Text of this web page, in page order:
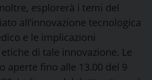
esplorerà i temi del
all’innovazione tecnologica
e le implicazioni
di tale innovazione. Le
aperte fino alle 13.00 del 9